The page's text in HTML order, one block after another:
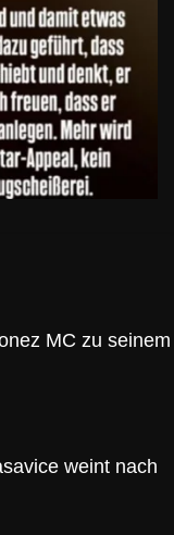
MC zu seinem
weint nach